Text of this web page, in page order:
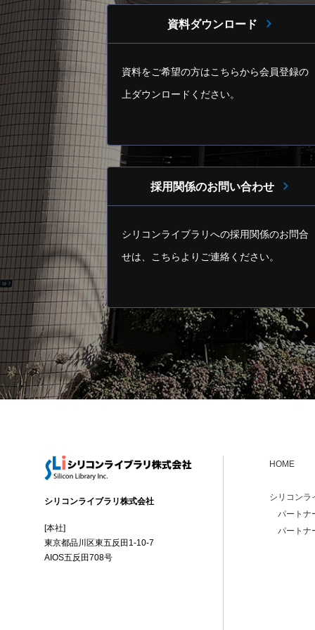
資料ダウンロード
資料をご希望の方はこちらから会員登録の
上ダウンロードください。
採用関係のお問い合わせ
シリコンライブラリへの採用関係のお問合
せは、
こちらよりご連絡ください。
シリコンライブラリ株式会社
[本社]
東京都品川区東五反田1-10-7
AIOS五反田708号
HOME
シリコンラ
パートナ
パートナ